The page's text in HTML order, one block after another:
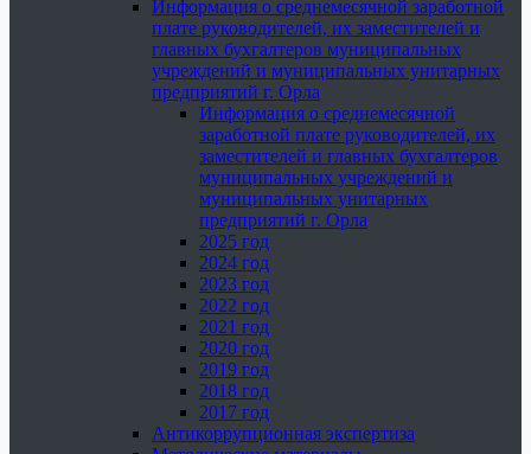
Информация о среднемесячной заработной
плате руководителей, их заместителей и
главных бухгалтеров муниципальных
учреждений и муниципальных унитарных
предприятий г. Орла
Информация о среднемесячной
заработной плате руководителей, их
заместителей и главных бухгалтеров
муниципальных учреждений и
муниципальных унитарных
предприятий г. Орла
2025 год
2024 год
2023 год
2022 год
2021 год
2020 год
2019 год
2018 год
2017 год
Антикоррупционная экспертиза